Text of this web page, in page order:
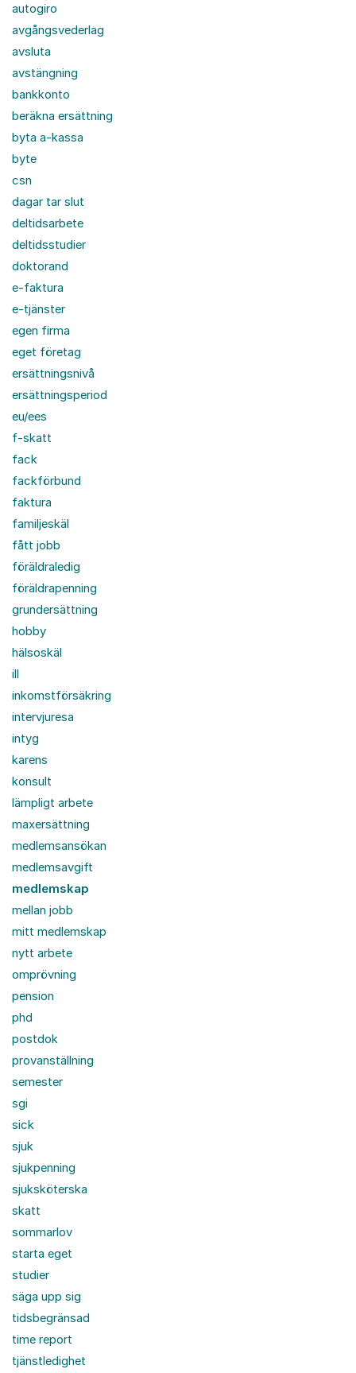
autogiro
avgångsvederlag
avsluta
avstängning
bankkonto
beräkna ersättning
byta a-kassa
byte
csn
dagar tar slut
deltidsarbete
deltidsstudier
doktorand
e-faktura
e-tjänster
egen firma
eget företag
ersättningsnivå
ersättningsperiod
eu/ees
f-skatt
fack
fackförbund
faktura
familjeskäl
fått jobb
föräldraledig
föräldrapenning
grundersättning
hobby
hälsoskäl
ill
inkomstförsäkring
intervjuresa
intyg
karens
konsult
lämpligt arbete
maxersättning
medlemsansökan
medlemsavgift
medlemskap
mellan jobb
mitt medlemskap
nytt arbete
omprövning
pension
phd
postdok
provanställning
semester
sgi
sick
sjuk
sjukpenning
sjuksköterska
skatt
sommarlov
starta eget
studier
säga upp sig
tidsbegränsad
time report
tjänstledighet